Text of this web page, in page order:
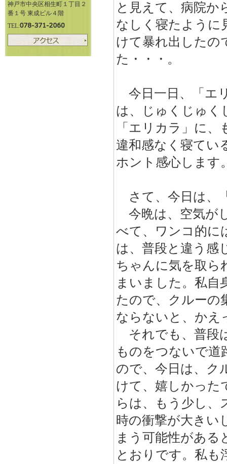
神戸市中央区相生町１丁目２
番１号 東成ビル４階
TEL:
と見えて、病院か
なしく寝たように
けて暴れ出したの
た・・・。
今日一日、「エ
は、じゅくじゅく
「エリカラ」に
違和感なく寝てい
ホント感心します
さて、今日は、
今晩は、空気が
べて、ワンコ的に
は、普段と違う感
ちゃんに気を取ら
まいました。私
たので、クルーの
ならないと、かえ
それでも、普段
ものをつないで道
ので、今日は、ク
けて、嬉しかった
らは、もう少し、
時の衝撃が大きい
まう可能性があ
とおりです。私も